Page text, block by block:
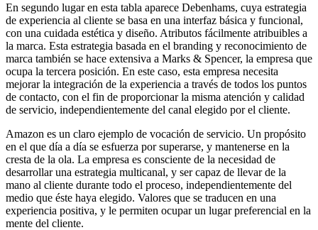
En segundo lugar en esta tabla aparece Debenhams, cuya estrategia
de experiencia al cliente se basa en una interfaz básica y funcional,
con una cuidada estética y diseño. Atributos fácilmente atribuibles a
la marca. Esta estrategia basada en el branding y reconocimiento de
marca también se hace extensiva a Marks & Spencer, la empresa que
ocupa la tercera posición. En este caso, esta empresa necesita
mejorar la integración de la experiencia a través de todos los puntos
de contacto, con el fin de proporcionar la misma atención y calidad
de servicio, independientemente del canal elegido por el cliente.
Amazon es un claro ejemplo de vocación de servicio. Un propósito
en el que día a día se esfuerza por superarse, y mantenerse en la
cresta de la ola. La empresa es consciente de la necesidad de
desarrollar una estrategia multicanal, y ser capaz de llevar de la
mano al cliente durante todo el proceso, independientemente del
medio que éste haya elegido. Valores que se traducen en una
experiencia positiva, y le permiten ocupar un lugar preferencial en la
mente del cliente.